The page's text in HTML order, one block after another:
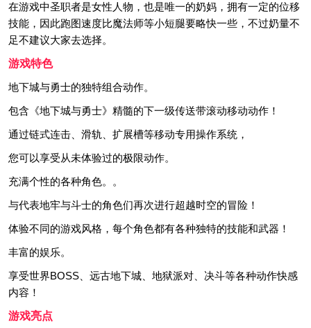
在游戏中圣职者是女性人物，也是唯一的奶妈，拥有一定的位移
技能，因此跑图速度比魔法师等小短腿要略快一些，不过奶量不
足不建议大家去选择。
游戏特色
地下城与勇士的独特组合动作。
包含《地下城与勇士》精髓的下一级传送带滚动移动动作！
通过链式连击、滑轨、扩展槽等移动专用操作系统，
您可以享受从未体验过的极限动作。
充满个性的各种角色。。
与代表地牢与斗士的角色们再次进行超越时空的冒险！
体验不同的游戏风格，每个角色都有各种独特的技能和武器！
丰富的娱乐。
享受世界BOSS、远古地下城、地狱派对、决斗等各种动作快感
内容！
游戏亮点